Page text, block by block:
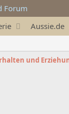
Aussie.de
und